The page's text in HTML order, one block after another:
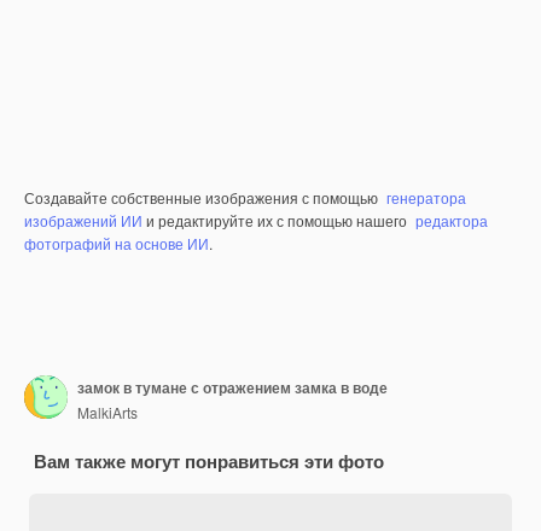
Создавайте собственные изображения с помощью генератора
изображений ИИ и редактируйте их с помощью нашего редактора
фотографий на основе ИИ.
замок в тумане с отражением замка в воде
MalkiArts
Вам также могут понравиться эти фото